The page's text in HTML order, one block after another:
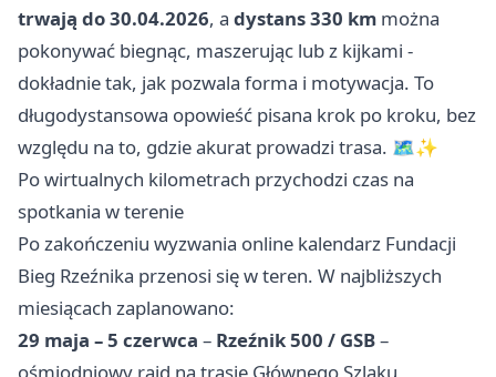
trwają do 30.04.2026, a dystans 330 km można
pokonywać biegnąc, maszerując lub z kijkami -
dokładnie tak, jak pozwala forma i motywacja. To
długodystansowa opowieść pisana krok po kroku, bez
względu na to, gdzie akurat prowadzi trasa. 🗺️✨
Po wirtualnych kilometrach przychodzi czas na
spotkania w terenie
Po zakończeniu wyzwania online kalendarz Fundacji
Bieg Rzeźnika przenosi się w teren. W najbliższych
miesiącach zaplanowano:
29 maja – 5 czerwca – Rzeźnik 500 / GSB–